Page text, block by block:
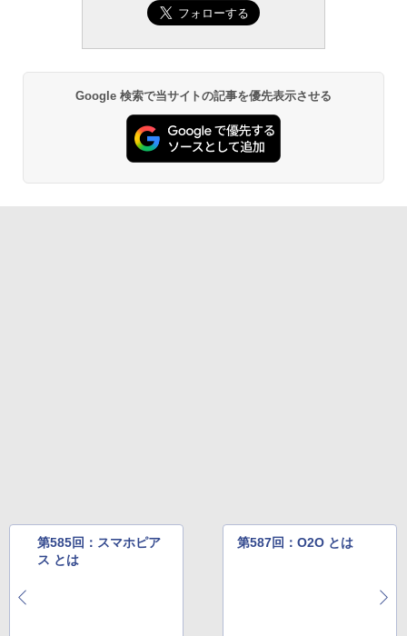
Google 検索で当サイトの記事を優先表示させる
第585回：スマホピア
ス とは
第587回：O2O とは